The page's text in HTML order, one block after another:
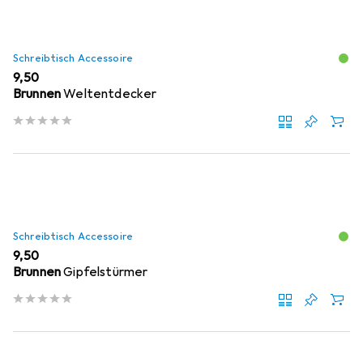
Schreibtisch Accessoire
EUR
9,50
BrunnenWeltentdecker
Schreibtisch Accessoire
EUR
9,50
BrunnenGipfelstürmer